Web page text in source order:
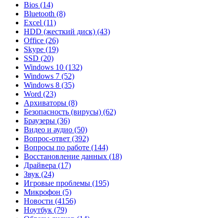
Bios (14)
Bluetooth (8)
Excel (11)
HDD (жесткий диск) (43)
Office (26)
Skype (19)
SSD (20)
Windows 10 (132)
Windows 7 (52)
Windows 8 (35)
Word (23)
Архиваторы (8)
Безопасность (вирусы) (62)
Браузеры (36)
Видео и аудио (50)
Вопрос-ответ (392)
Вопросы по работе (144)
Восстановление данных (18)
Драйвера (17)
Звук (24)
Игровые проблемы (195)
Микрофон (5)
Новости (4156)
Ноутбук (79)